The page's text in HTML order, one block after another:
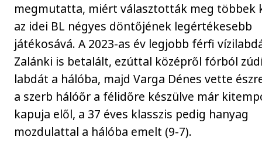
megmutatta, miért választották meg többek
az idei BL négyes döntőjének legértékesebb
játékosává. A 2023-as év legjobb férfi
Zalánki is betalált, ezúttal középről fórból
labdát a hálóba, majd Varga Dénes vette
a szerb hálóőr a félidőre készülve már
kapuja elől, a 37 éves klasszis pedig hanyag
mozdulattal a hálóba emelt (9-7).